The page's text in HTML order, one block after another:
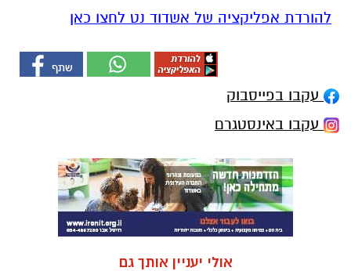
להורדת אפליקציה של אשדוד נט לחצו כאן
עקבו בפייסבוק
עקבו באינסטגרם
אולי יעניין אותך גם